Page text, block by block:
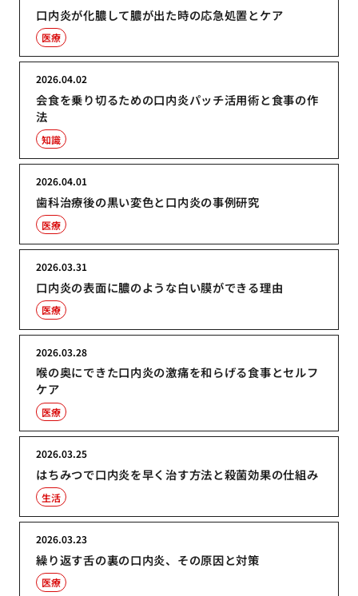
口内炎が化膿して膿が出た時の応急処置とケア
医療
会食を乗り切るための口内炎パッチ活用術と食事の作
法
2026.04.02
知識
歯科治療後の黒い変色と口内炎の事例研究
2026.04.01
医療
口内炎の表面に膿のような白い膜ができる理由
2026.03.31
医療
喉の奥にできた口内炎の激痛を和らげる食事とセルフ
ケア
2026.03.28
医療
はちみつで口内炎を早く治す方法と殺菌効果の仕組み
2026.03.25
生活
繰り返す舌の裏の口内炎、その原因と対策
2026.03.23
医療